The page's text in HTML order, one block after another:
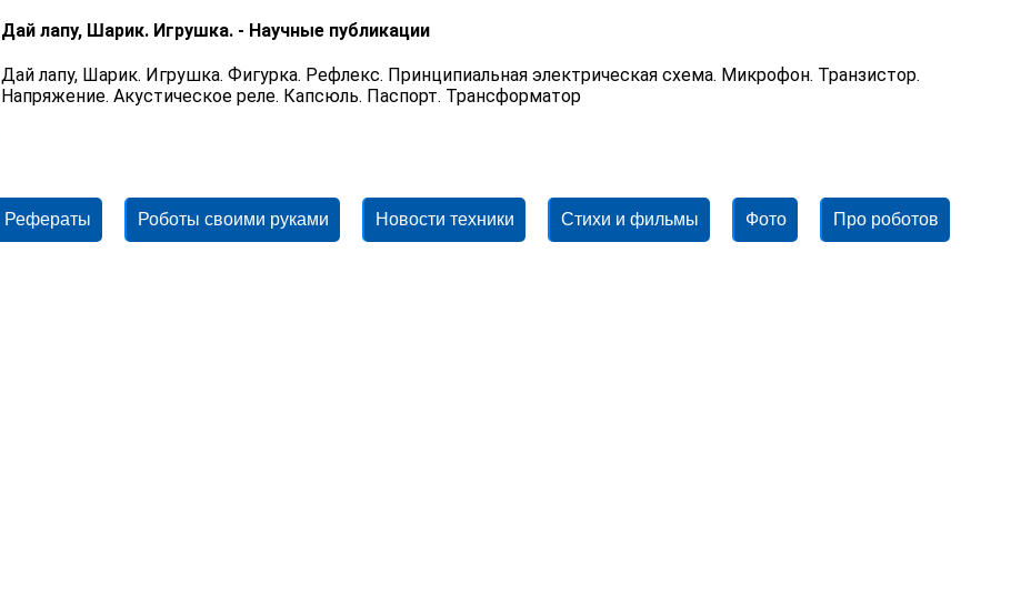
Дай лапу, Шарик. Игрушка. - Научные публикации
Дай лапу, Шарик. Игрушка. Фигурка. Рефлекс. Принципиальная электрическая схема. Микрофон. Транзистор.
Напряжение. Акустическое реле. Капсюль. Паспорт. Трансформатор
Рефераты Роботы своими руками Новости техники Стихи и фильмы Фото Про роботов